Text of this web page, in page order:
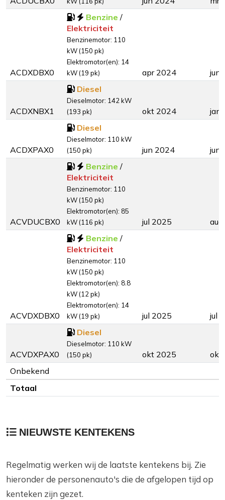
ACDXDBX0
Benzine /
Elektriciteit
Benzinemotor: 110
kW (150 pk)
Elektromotor(en): 14
kW (19 pk)
apr 2024 jun
ACDXNBX1
Diesel
Dieselmotor: 142 kW
(193 pk)
okt 2024 jan
ACDXPAX0
Diesel
Dieselmotor: 110 kW
(150 pk)
jun 2024 jun
ACVDUCBX0
Benzine /
Elektriciteit
Benzinemotor: 110
kW (150 pk)
Elektromotor(en): 85
kW (116 pk)
jul 2025
ACVDXDBX0
Benzine /
Elektriciteit
Benzinemotor: 110
kW (150 pk)
Elektromotor(en): 8.8
kW (12 pk)
Elektromotor(en): 14
kW (19 pk)
jul 2025 jul
ACVDXPAX0
Diesel
Dieselmotor: 110 kW
(150 pk)
okt 2025
okt
Onbekend
Totaal
NIEUWSTE KENTEKENS
Regelmatig werken wij de laatste kentekens bij. Zie
hieronder de personenauto's die de afgelopen tijd op
kenteken zijn gezet.